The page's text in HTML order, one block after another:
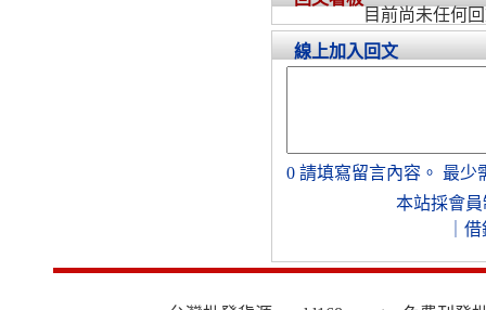
目前尚未任何
線上加入回文
0 請填寫留言內容。 最少
本站採會員
借